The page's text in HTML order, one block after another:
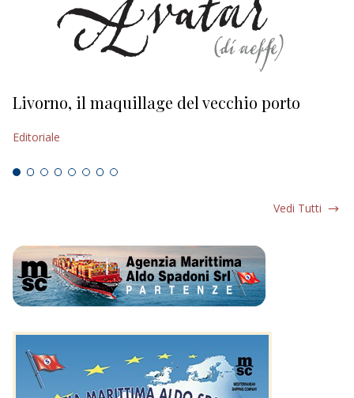
Livorno, il maquillage del vecchio porto
Editoriale
Vedi Tutti